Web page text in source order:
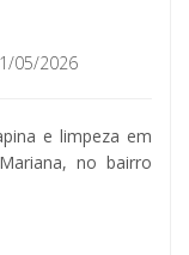
05/2026
e limpeza em
no bairro